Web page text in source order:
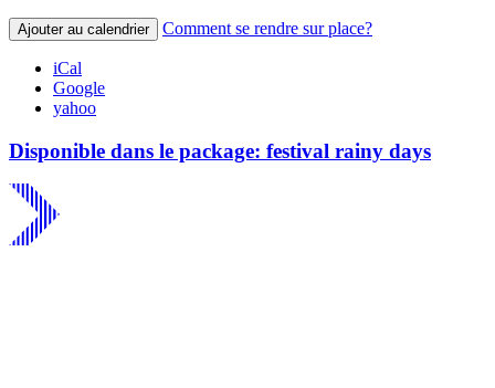
Ajouter au calendrier Comment se rendre sur place?
iCal
Google
yahoo
Disponible dans le package: festival rainy days